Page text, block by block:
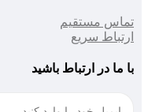
تماس مستقیم
ارتباط سریع
با ما در ارتباط باشید